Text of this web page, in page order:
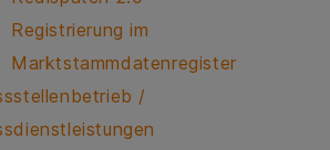
Registrierung im
Marktstammdatenregister
/